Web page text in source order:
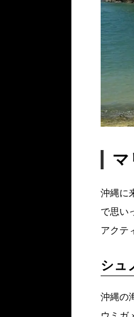
マ
沖縄に
で思い
アクテ
シュ
沖縄の